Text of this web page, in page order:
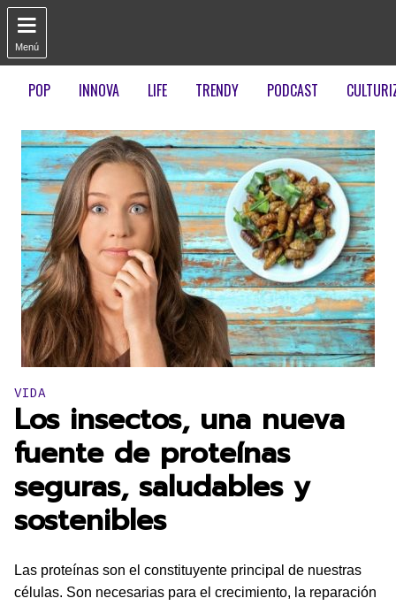

Menú
POP INNOVA LIFE TRENDY PODCAST
Publicado en:
VIDA
Los insectos, una nueva
fuente de proteínas
seguras, saludables y
sostenibles
Las proteínas son el constituyente principal de nuestras
células. Son necesarias para el crecimiento, la reparación